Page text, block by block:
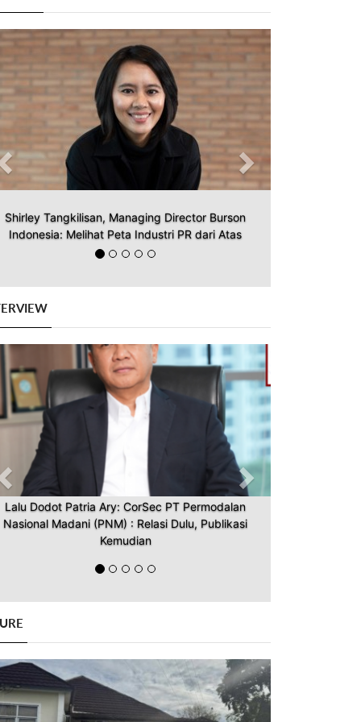
Shirley Tangkilisan, Managing Director Burson
Indonesia: Melihat Peta Industri PR dari Atas
Previous Next
Lalu Dodot Patria Ary: CorSec PT Permodalan
Nasional Madani (PNM) : Relasi Dulu, Publikasi
Kemudian
Previous Next
Previous Next